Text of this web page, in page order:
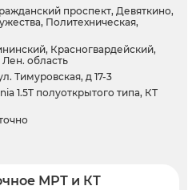
проспект, Девяткино,
Политехническая,
Красногвардейский,
область
Тимуровская, д 17-3
1.5T полуоткрытого типа, КТ
МРТ и КТ